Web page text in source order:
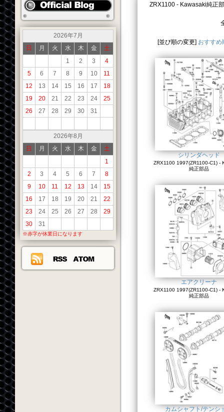
2026年7月
日
月 火 水 木 金
土
1
2 3
4
5
6 7 8 9 10
11
12
13 14 15 16 17
18
19
20 21 22 23 24
25
26
27 28 29 30 31
2026年8月
日
月 火 水 木 金
土
1
2
3 4 5 6 7
8
9
10 11 12 13 14
15
16
17 18 19 20 21
22
23
24 25 26 27 28
29
30
31
※赤字が休業日になります
ZRX1100 - Kawasaki純正部
[並び順の変更] おすすめ
シリンダヘッド
ZRX1100 1997(ZR1100-C1) -
純正部品
エアクリーナ
ZRX1100 1997(ZR1100-C1) -
純正部品
カムシャフト/テンシ